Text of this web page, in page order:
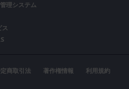
理システム
ス
商取引法 著作権情報 利用規約